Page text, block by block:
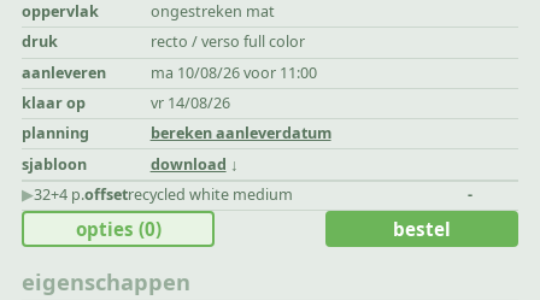
oppervlak
ongestreken mat
druk
recto / verso full color
aanleveren
ma 10/08/26 voor 11:00
klaar op
vr 14/08/26
planning
bereken aanleverdatum
sjabloon
download
▶︎32+4 p.offsetrecycled white medium -
eigenschappen
opties (0) bestel